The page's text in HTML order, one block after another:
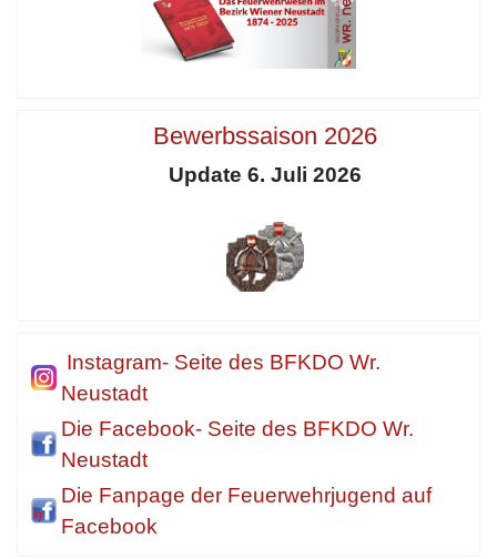
Bewerbssaison 2026
Update 6. Juli 2026
Instagram- Seite des BFKDO Wr.
Neustadt
Die Facebook- Seite des BFKDO Wr.
Neustadt
Die Fanpage der Feuerwehrjugend auf
Facebook